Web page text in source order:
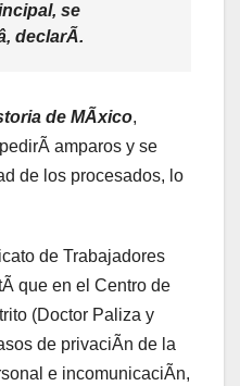
se
declarÃ.
de MÃxico,
amparos y se
de los procesados, lo
de Trabajadores
que en el Centro de
(Doctor Paliza y
de privaciÃn de la
e incomunicaciÃn,